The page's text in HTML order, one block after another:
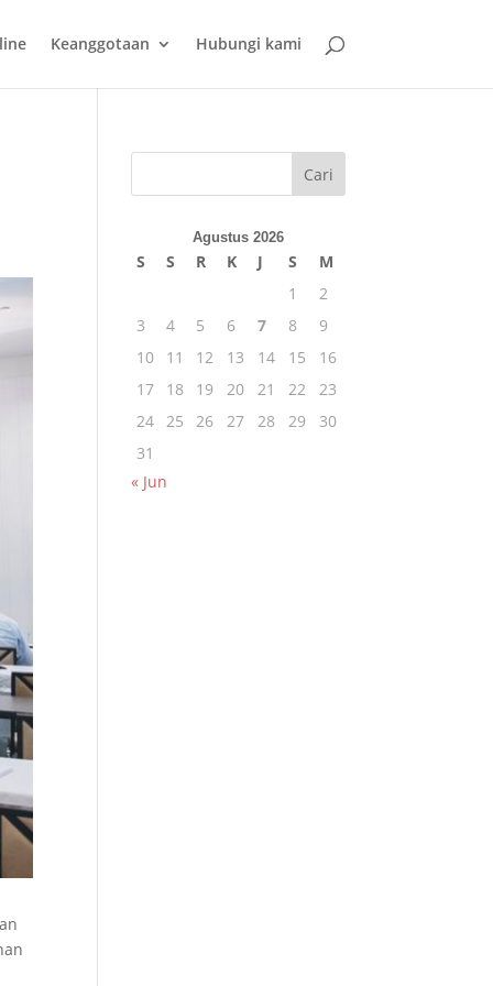
Keanggotaan Hubungi kami
Cari
Agustus 2026
S S R K J S
M
1
2
3
4 5 6 7 8
9
10
11 12 13 14 15
16
17
18 19 20 21 22
23
24 25 26 27 28 29
30
31
« Jun